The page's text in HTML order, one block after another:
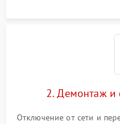
2. Демонтаж и
Отключение от сети и